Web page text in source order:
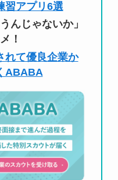
習アプリ6選
んじゃないか」
！
れて優良企業か
ABABA